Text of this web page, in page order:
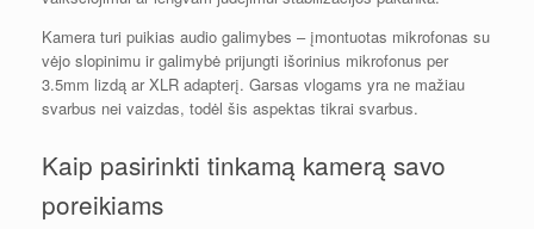
Kamera turi puikias audio galimybes – įmontuotas mikrofonas su
vėjo slopinimu ir galimybė prijungti išorinius mikrofonus per
3.5mm lizdą ar XLR adapterį. Garsas vlogams yra ne mažiau
svarbus nei vaizdas, todėl šis aspektas tikrai svarbus.
Kaip pasirinkti tinkamą kamerą savo
poreikiams